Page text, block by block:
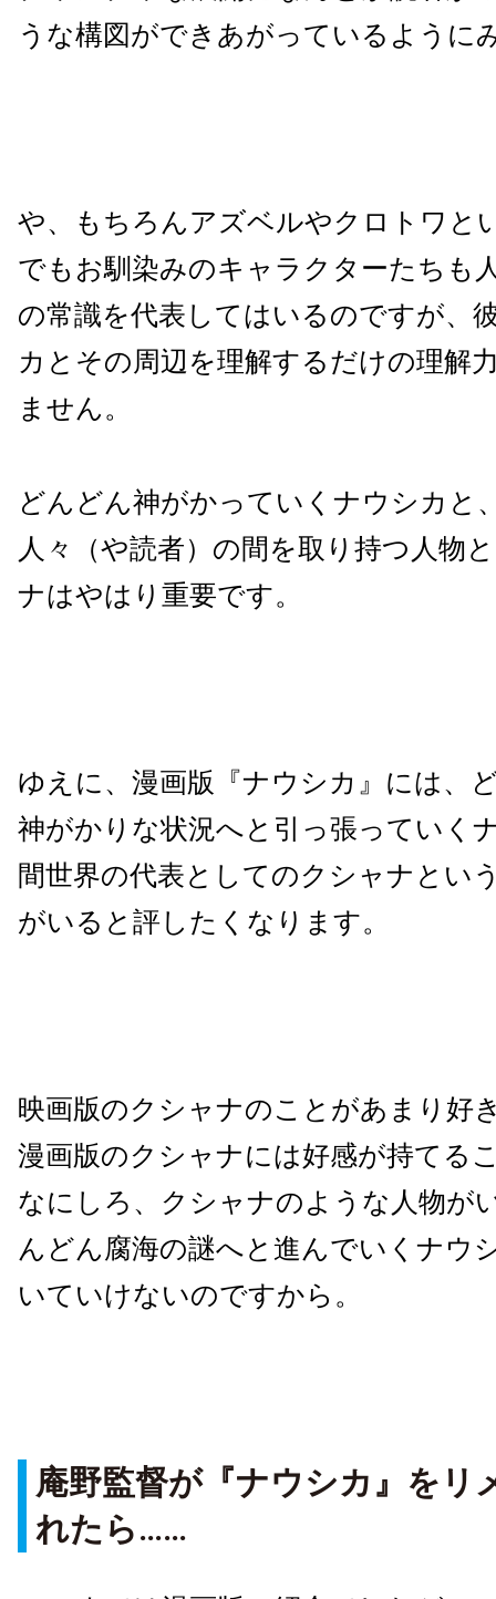
うな構図ができあがっているように
や、もちろんアズベルやクロトワと
でもお馴染みのキャラクターたちも
の常識を代表してはいるのですが、
カとその周辺を理解するだけの理解
ません。
どんどん神がかっていくナウシカと
人々（や読者）の間を取り持つ人物
ナはやはり重要です。
ゆえに、漫画版『ナウシカ』には、
神がかりな状況へと引っ張っていく
間世界の代表としてのクシャナとい
がいると評したくなります。
映画版のクシャナのことがあまり好
漫画版のクシャナには好感が持てる
なにしろ、クシャナのような人物が
んどん腐海の謎へと進んでいくナウ
いていけないのですから。
庵野監督が『ナウシカ』をリ
れたら……